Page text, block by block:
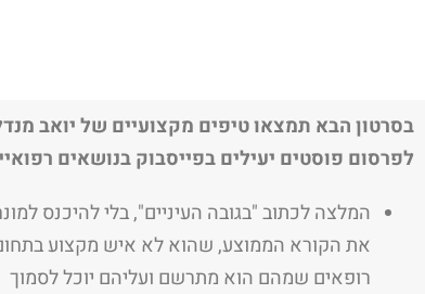
לפרסום פוסטים יעילים בפייסבוק בנושאים
המלצה לכתוב "בגובה העיניים", בלי להיכנס
את הקורא הממוצע, שהוא לא איש מקצוע
רופאים שמהם הוא מתרשם ועליהם יוכל לסמוך